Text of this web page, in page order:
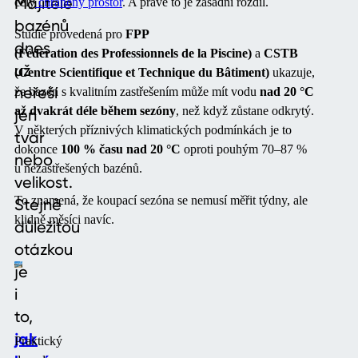
bazénů
dnes
už
neřeší
jen
tvar
nebo
velikost.
Stejně
důležitou
otázkou
je
i
to,
jak
Studie provedená pro FPP
(Fédération des Professionnels de la Piscine) a CSTB
(Centre Scientifique et Technique du Bâtiment) ukazuje,
že bazén s kvalitním zastřešením může mít vodu nad 20 °C
až dvakrát déle během sezóny, než když zůstane odkrytý.
V některých příznivých klimatických podmínkách je to
dokonce 100 % času nad 20 °C oproti pouhým 70–87 %
u nezastřešených bazénů.
To znamená, že koupací sezóna se nemusí měřit týdny, ale
klidně měsíci navíc.
Praktický